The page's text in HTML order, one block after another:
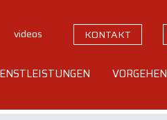
videos KONTAKT
VORGEHEN